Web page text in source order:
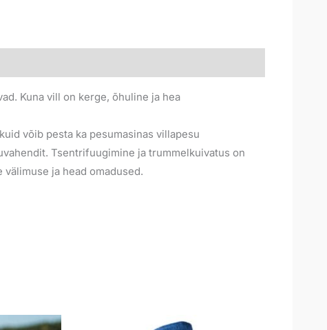
Kuna vill on kerge, õhuline ja hea
võib pesta ka pesumasinas villapesu
Tsentrifuugimine ja trummelkuivatus on
ja head omadused.